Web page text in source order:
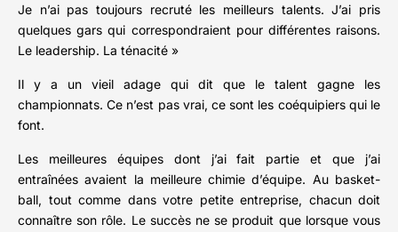
Je n’ai pas toujours recruté les meilleurs talents. J’ai pris
quelques gars qui correspondraient pour différentes raisons.
Le leadership. La ténacité »
Il y a un vieil adage qui dit que le talent gagne les
championnats. Ce n’est pas vrai, ce sont les coéquipiers qui le
font.
Les meilleures équipes dont j’ai fait partie et que j’ai
entraînées avaient la meilleure chimie d’équipe. Au basket-
ball, tout comme dans votre petite entreprise, chacun doit
connaître son rôle. Le succès ne se produit que lorsque vous